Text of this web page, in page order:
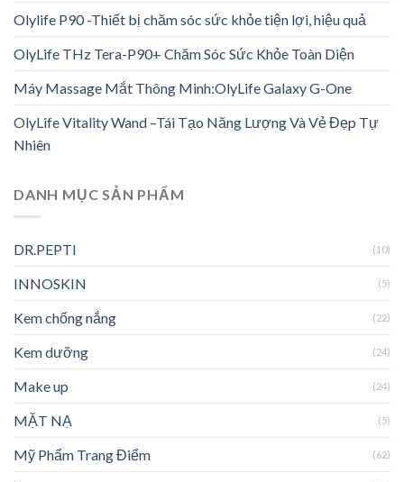
Olylife P90 -Thiết bị chăm sóc sức khỏe tiện lợi, hiệu quả
OlyLife THz Tera-P90+ Chăm Sóc Sức Khỏe Toàn Diện
Máy Massage Mắt Thông Minh:OlyLife Galaxy G-One
OlyLife Vitality Wand –Tái Tạo Năng Lượng Và Vẻ Đẹp Tự
Nhiên
DANH MỤC SẢN PHẨM
DR.PEPTI (10)
INNOSKIN (5)
Kem chống nắng (22)
Kem dưỡng (24)
Make up (24)
MẶT NẠ (5)
Mỹ Phẩm Trang Điểm (62)